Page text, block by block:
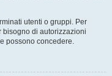
utenti o gruppi. Per
bisogno di autorizzazioni
possono concedere.